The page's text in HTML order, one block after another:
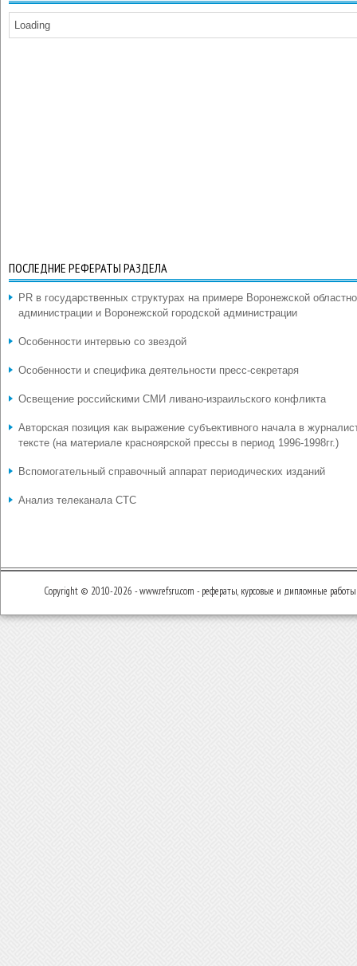
Loading
ПОСЛЕДНИЕ РЕФЕРАТЫ РАЗДЕЛА
PR в государственных структурах на примере Воронежской
администрации и Воронежской городской администрации
Особенности интервью со звездой
Особенности и специфика деятельности пресс-секретаря
Освещение российскими СМИ ливано-израильского конфликта
Авторская позиция как выражение субъективного начала в
тексте (на материале красноярской прессы в период 1996-1998гг.)
Вспомогательный справочный аппарат периодических изданий
Анализ телеканала СТС
Copyright © 2010-2026 - www.refsru.com - рефераты, курсовые и дипломные работы